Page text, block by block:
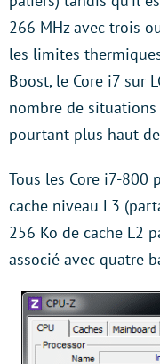
266 MHz avec trois
les limites
Boost, le Core i7 sur
nombre de situations
pourtant plus haut
Tous les Core i7-800
cache niveau L3
256 Ko de cache L2
associé avec quatre